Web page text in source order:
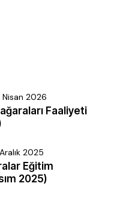
Nisan 2026
Faaliyeti
2025
Eğitim
2025)